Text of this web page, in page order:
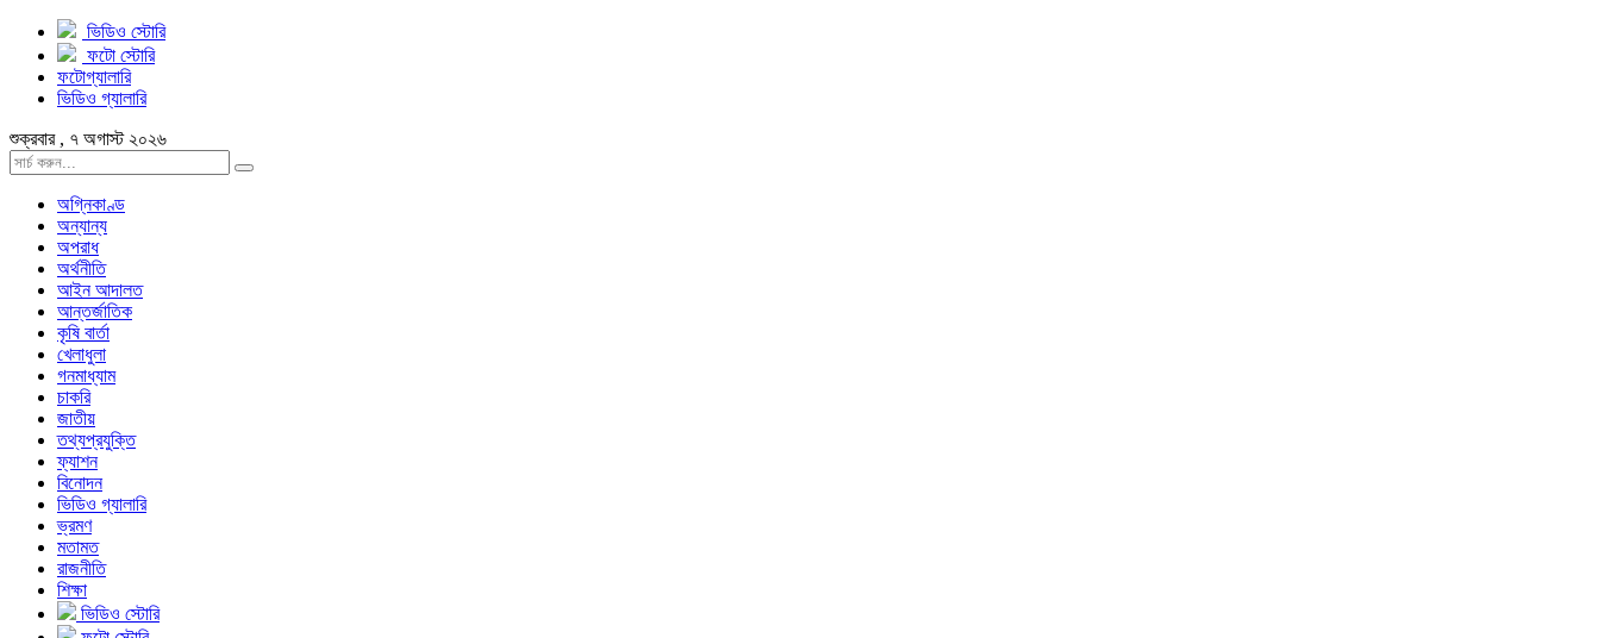
ভিডিও স্টোরি
ফটো স্টোরি
ফটোগ্যালারি
ভিডিও গ্যালারি
শুক্রবার , ৭ অগাস্ট ২০২৬
অগ্নিকাণ্ড
অন্যান্য
অপরাধ
অর্থনীতি
আইন আদালত
আন্তর্জাতিক
কৃষি বার্তা
খেলাধুলা
গনমাধ্যাম
চাকরি
জাতীয়
তথ্যপ্রযুক্তি
ফ্যাশন
বিনোদন
ভিডিও গ্যালারি
ভ্রমণ
মতামত
রাজনীতি
শিক্ষা
ভিডিও স্টোরি